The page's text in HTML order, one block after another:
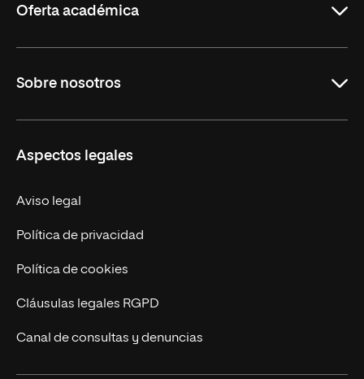
Oferta académica
Maestrías
Sobre nosotros
Trabaja en UNIR
Actualidad UNIR
Contáctanos
Aspectos legales
Aviso legal
Política de privacidad
Política de cookies
Cláusulas legales RGPD
Canal de consultas y denuncias